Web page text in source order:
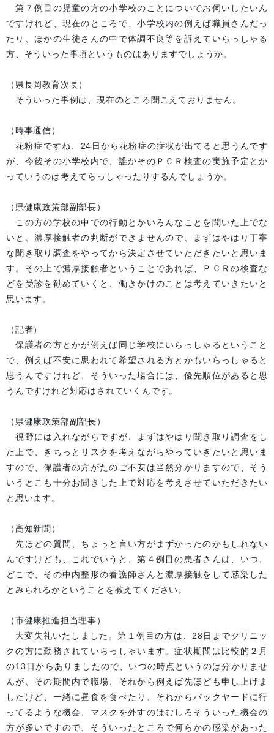
第７例目の児童の方の小学校のことについてお伺いしたいん
ですけれど、現在のところで、小学校内の例えば職員さんだっ
たり、ほかの生徒さんの中で体調不良等を訴えていらっしゃる
方、そういった事項というものはありますでしょうか。
（県長岡教育次長）
そういった事例は、現在のところ聞こえておりません。
（時事通信）
花粉症ですね、24日から花粉症の症状が出てると思うんです
が、今後その小学校内で、誰かそのＰＣＲ検査の実施予定とか
っていうのは考えてらっしゃったりするんでしょうか。
（県健康政策部副部長）
この方の学校の中での行動とかいろんなことを聞いた上でな
いと、濃厚接触者の判断ができませんので、まずはやはり丁寧
な聞き取り調査をやってから決定させていただきたいと思いま
す。その上で濃厚接触者ということであれば、ＰＣＲの検査な
どを受診を勧めていくと、働きかけのことは考えていきたいと
思います。
（記者）
保護者の方とかが例えば同じ学校にいらっしゃるということ
で、例えば不安に思われて希望される方とかもいらっしゃると
思うんですけれど、そういった場合には、優先順位があると思
うんですけれど対応はされていくんです。
（県健康政策部副部長）
視野には入れながらですが、まずはやはり聞き取り調査をし
た上で、きちっとリスクを考えながらやっていきたいと思いま
すので、保護者の方がたのご不安は当然分かりますので、そう
いうとこも十分お聞きした上で対応を考えさせていただきたい
と思います。
（高知新聞）
先ほどの質問、ちょっと言い方がまずかったのかもしれない
んですけども、これでいうと、第４例目の患者さんは、いつ、
どこで、その中内整形の看護師さんと濃厚接触をして感染した
とみられるかということを教えてください。
（市健康推進担当理事）
大変失礼いたしました。第１例目の方は、28日までクリニッ
クの方に勤務されていらっしゃいます。症状期間は比較的２月
の13日からありましたので、いつの時点というのは分かりませ
んが、その期間内で職場、それから例えば先ほども申し上げま
したけど、一緒に昼食を食べたり、それからバックヤードに行
ってるような機会、マスクを外すのはむしろそういった機会の
方が多いですので、そういったところで何らかの感染があった